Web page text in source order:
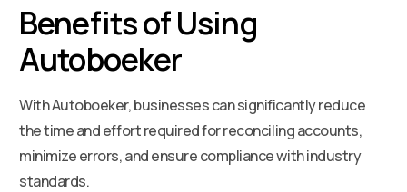
Benefits of Using
Autoboeker
With Autoboeker, businesses can significantly reduce
the time and effort required for reconciling accounts,
minimize errors, and ensure compliance with industry
standards.